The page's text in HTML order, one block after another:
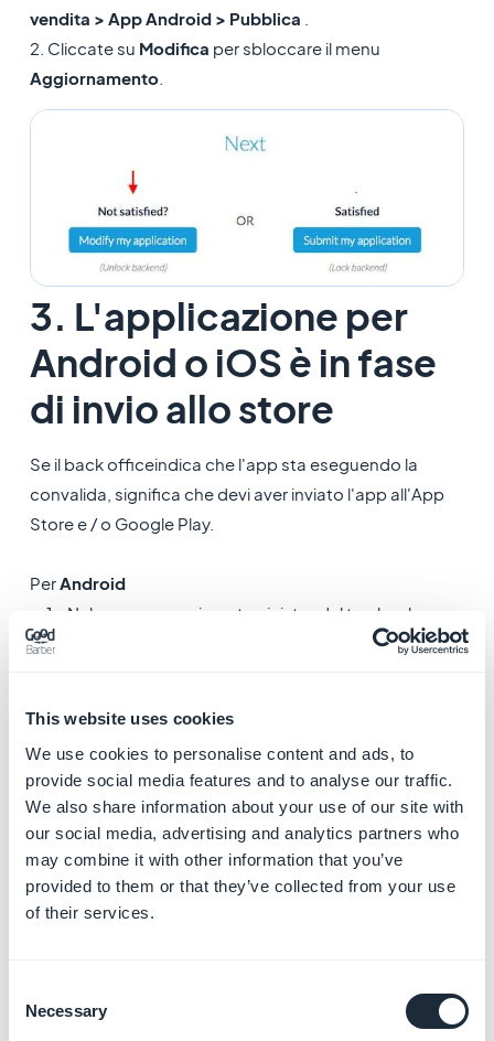
This website uses cookies
We use cookies to personalise content and ads, to
provide social media features and to analyse our traffic.
We also share information about your use of our site with
our social media, advertising and analytics partners who
may combine it with other information that you’ve
provided to them or that they’ve collected from your use
of their services.
Selection
Necessary
vendita > App Android > Pubblica
2. Cliccate su Modifica per sbloccare il menu
Aggiornamento.
3. L'applicazione per
Android o iOS è in fase
di invio allo store
Se il back officeindica che l'app sta eseguendo la
convalida, significa che devi aver inviato l'app all'App
Store e / o Google Play.
PerAndroid
1 - Nel menu a scorrimento sinistro del tuo back
office, fai clic sul menu
suPassaggio successivodopo il download di .apk.
L'app Android si sblocca automaticamente dopo che
l'app è stata scaricata e avviata da alcuni dispositivi
PeriOS
Pubblica
2 - Verifica di non aver dimenticato di fare clic su